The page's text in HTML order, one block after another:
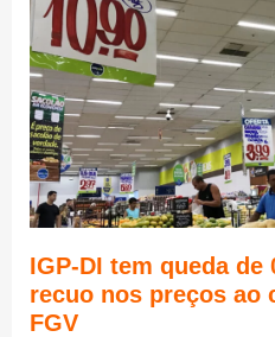
IGP-DI tem queda
recuo nos preços ao
FGV